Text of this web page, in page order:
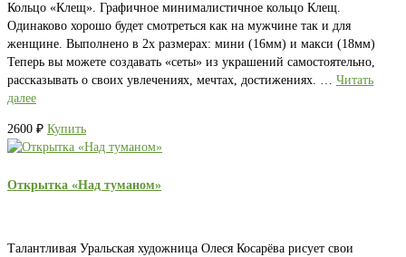
Кольцо «Клещ». Графичное минималистичное кольцо Клещ.
Одинаково хорошо будет смотреться как на мужчине так и для
женщине. Выполнено в 2х размерах: мини (16мм) и макси (18мм)
Теперь вы можете создавать «сеты» из украшений самостоятельно,
рассказывать о своих увлечениях, мечтах, достижениях. … Читать
далее
2600 ₽ Купить
Открытка «Над туманом»
Талантливая Уральская художница Олеся Косарёва рисует свои